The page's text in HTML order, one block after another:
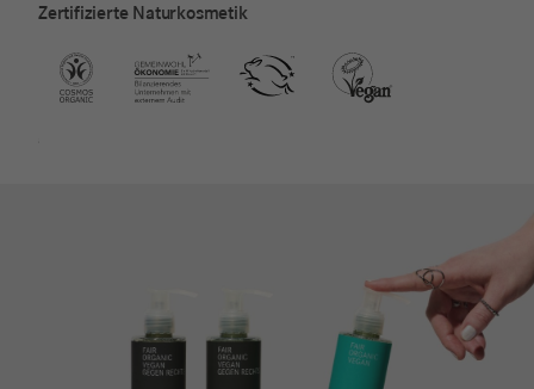
Zertifizierte Naturkosmetik